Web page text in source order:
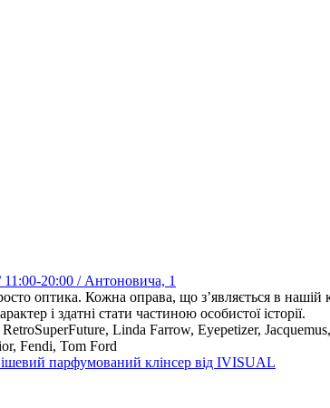
20:00 / Антоновича, 1
оптика. Кожна оправа, що з’являється в нашій
і здатні стати частиною особистої історії.
Linda Farrow, Eyepetizer,
Fendi, Tom Ford
парфумований клінсер від IVISUAL